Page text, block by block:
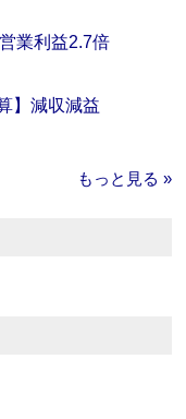
業利益2.7倍
】減収減益
もっと見る »